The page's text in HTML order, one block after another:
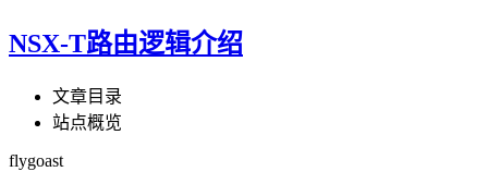
NSX-T路由逻辑介绍
文章目录
站点概览
flygoast